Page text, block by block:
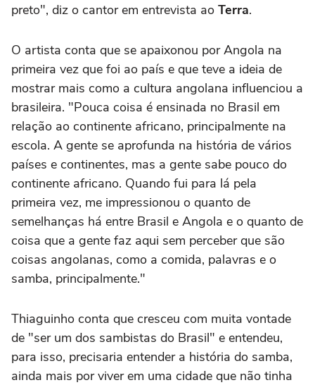
preto", diz o cantor em entrevista ao Terra.
O artista conta que se apaixonou por Angola na
primeira vez que foi ao país e que teve a ideia de
mostrar mais como a cultura angolana influenciou a
brasileira. "Pouca coisa é ensinada no Brasil em
relação ao continente africano, principalmente na
escola. A gente se aprofunda na história de vários
países e continentes, mas a gente sabe pouco do
continente africano. Quando fui para lá pela
primeira vez, me impressionou o quanto de
semelhanças há entre Brasil e Angola e o quanto de
coisa que a gente faz aqui sem perceber que são
coisas angolanas, como a comida, palavras e o
samba, principalmente."
Thiaguinho conta que cresceu com muita vontade
de "ser um dos sambistas do Brasil" e entendeu,
para isso, precisaria entender a história do samba,
ainda mais por viver em uma cidade que não tinha